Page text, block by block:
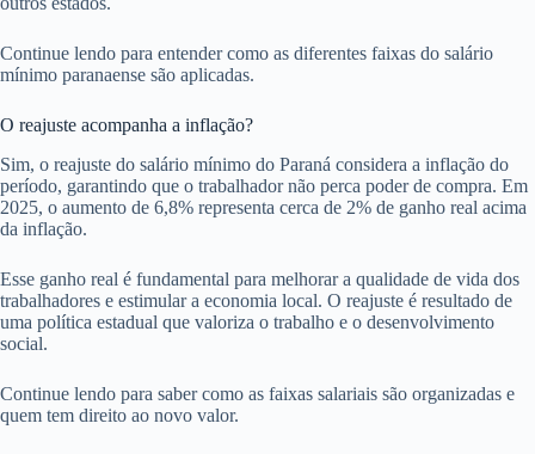
Continue lendo para entender como as diferentes faixas do salário
mínimo paranaense são aplicadas.
O reajuste acompanha a inflação?
Sim, o reajuste do salário mínimo do Paraná considera a inflação do
período, garantindo que o trabalhador não perca poder de compra. Em
2025, o aumento de 6,8% representa cerca de 2% de ganho real acima
da inflação.
Esse ganho real é fundamental para melhorar a qualidade de vida dos
trabalhadores e estimular a economia local. O reajuste é resultado de
uma política estadual que valoriza o trabalho e o desenvolvimento
social.
Continue lendo para saber como as faixas salariais são organizadas e
quem tem direito ao novo valor.